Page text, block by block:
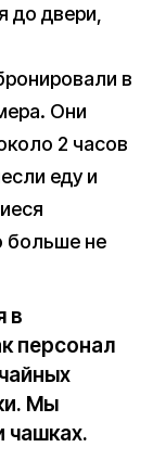
до двери,
в
Они
2 часов
еду и
больше не
в
персонал
Мы
чашках.